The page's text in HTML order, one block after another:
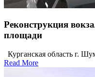
Реконструкция
площади
Курганская область г.
Read More